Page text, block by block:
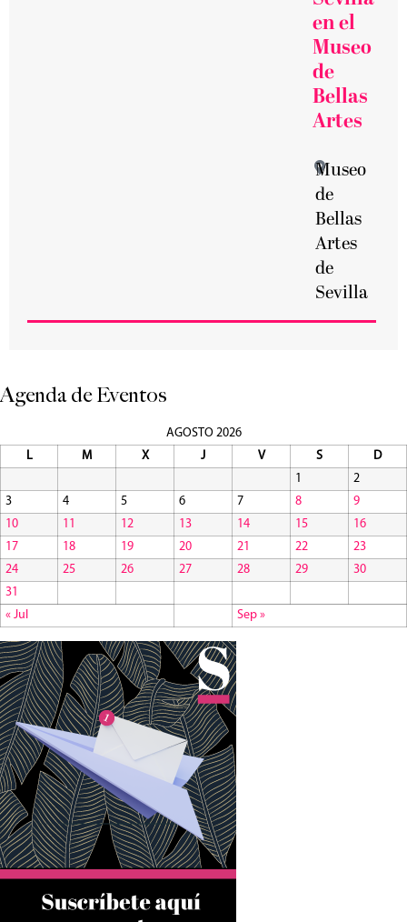
en el
Museo
de
Bellas
Artes
Museo
de
Bellas
Artes
de
Sevilla
Agenda de Eventos
AGOSTO 2026
L
M X J V S
D
1
2
3
4 5 6 7 8
9
10
11 12 13 14 15
16
17
18 19 20 21 22
23
24
25 26 27 28 29
30
31
« Jul
Sep »